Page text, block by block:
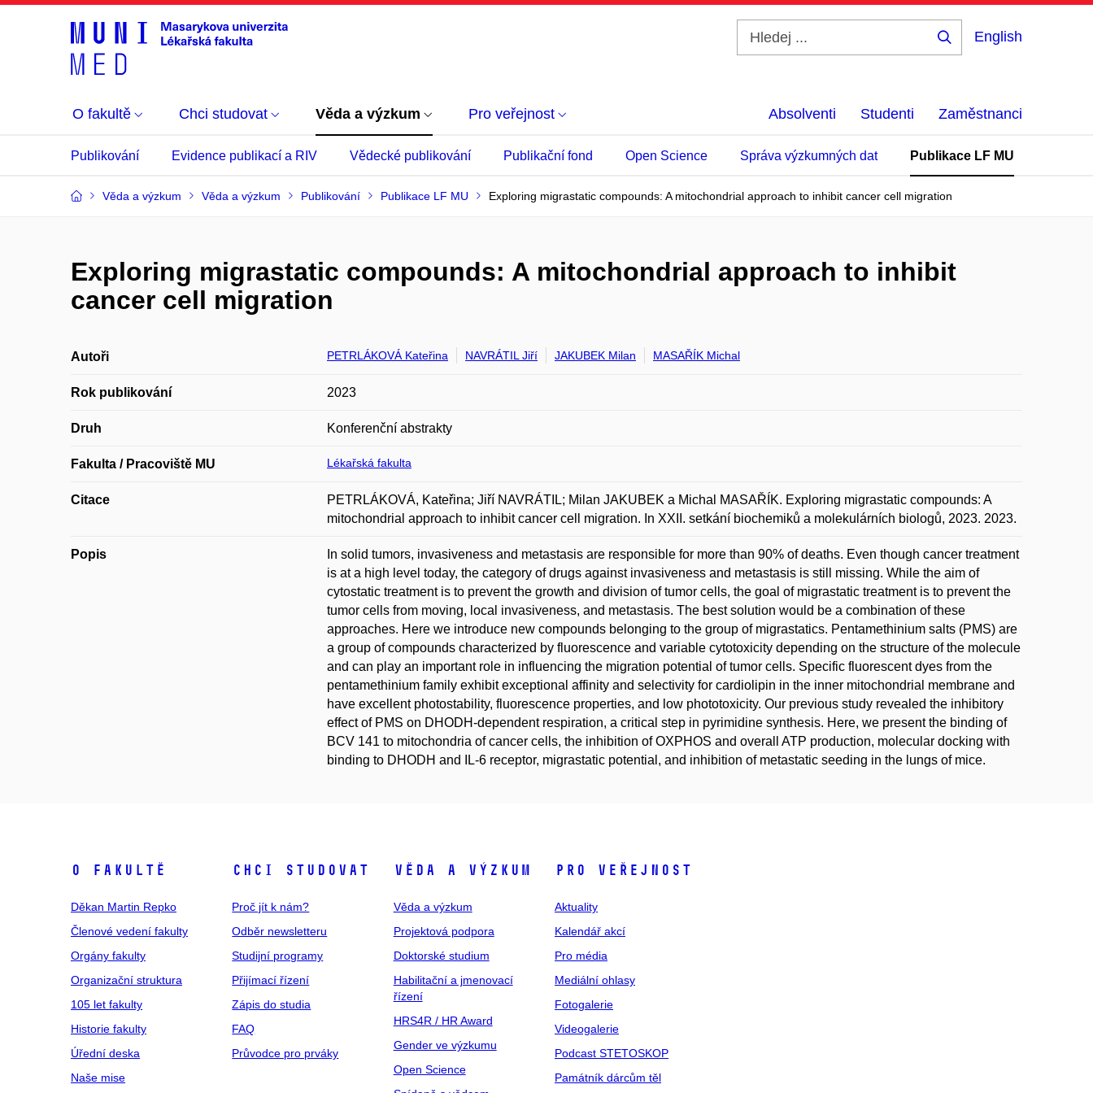
English
O fakultě Chci studovat Věda a výzkum Pro veřejnost Absolventi Studenti Zaměstnanci
Publikování Evidence publikací a RIV Vědecké publikování Publikační fond Open Science Správa výzkumných dat Publikace LF MU
Věda a výzkum Věda a výzkum Publikování Publikace LF MU Exploring migrastatic compounds: A mitochondrial approach to inhibit cancer cell migration
Exploring migrastatic compounds: A mitochondrial approach to inhibit
cancer cell migration
Autoři PETRLÁKOVÁ Kateřina NAVRÁTIL Jiří JAKUBEK Milan MASAŘÍK Michal
Rok publikování 2023
Druh Konferenční abstrakty
Fakulta / Pracoviště MU Lékařská fakulta
Citace
PETRLÁKOVÁ, Kateřina; Jiří NAVRÁTIL; Milan JAKUBEK a Michal MASAŘÍK. Exploring migrastatic compounds: A
mitochondrial approach to inhibit cancer cell migration. In XXII. setkání biochemiků a molekulárních biologů, 2023. 2023.
Popis
In solid tumors, invasiveness and metastasis are responsible for more than 90% of deaths. Even though cancer treatment
is at a high level today, the category of drugs against invasiveness and metastasis is still missing. While the aim of
cytostatic treatment is to prevent the growth and division of tumor cells, the goal of migrastatic treatment is to prevent the
tumor cells from moving, local invasiveness, and metastasis. The best solution would be a combination of these
approaches. Here we introduce new compounds belonging to the group of migrastatics. Pentamethinium salts (PMS) are
a group of compounds characterized by fluorescence and variable cytotoxicity depending on the structure of the molecule
and can play an important role in influencing the migration potential of tumor cells. Specific fluorescent dyes from the
pentamethinium family exhibit exceptional affinity and selectivity for cardiolipin in the inner mitochondrial membrane and
have excellent photostability, fluorescence properties, and low phototoxicity. Our previous study revealed the inhibitory
effect of PMS on DHODH-dependent respiration, a critical step in pyrimidine synthesis. Here, we present the binding of
BCV 141 to mitochondria of cancer cells, the inhibition of OXPHOS and overall ATP production, molecular docking with
binding to DHODH and IL-6 receptor, migrastatic potential, and inhibition of metastatic seeding in the lungs of mice.
O fakultě
Děkan Martin Repko
Členové vedení fakulty
Orgány fakulty
Organizační struktura
105 let fakulty
Historie fakulty
Úřední deska
Naše mise
Chci studovat
Proč jít k nám?
Odběr newsletteru
Studijní programy
Přijímací řízení
Zápis do studia
FAQ
Průvodce pro prváky
Věda a výzkum
Věda a výzkum
Projektová podpora
Doktorské studium
Habilitační a jmenovací
řízení
HRS4R / HR Award
Gender ve výzkumu
Open Science
Pro veřejnost
Aktuality
Kalendář akcí
Pro média
Mediální ohlasy
Fotogalerie
Videogalerie
Podcast STETOSKOP
Památník dárcům těl